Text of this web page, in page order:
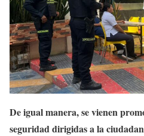
De igual manera, se vienen
seguridad dirigidas a la